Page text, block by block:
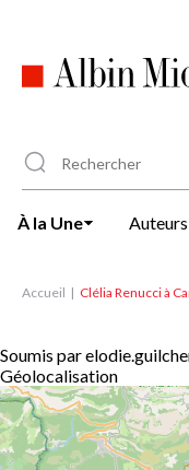
principal
À la Une Auteurs
Accueil Clélia Renucci à
Soumis par
Géolocalisation